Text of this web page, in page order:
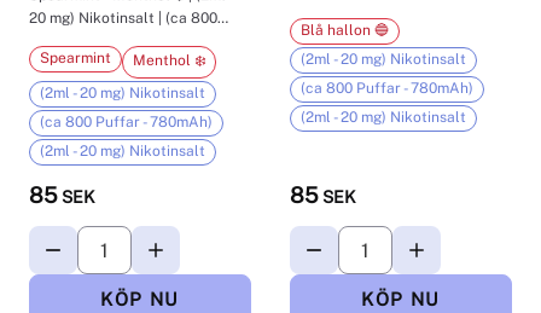
20 mg) Nikotinsalt | (ca 800
85 SEK
Spearmint
Menthol ❄️
(2ml - 20 mg) Nikotinsalt
(ca 800 Puffar - 780mAh)
(2ml - 20 mg) Nikotinsalt
85 SEK
Blå hallon 🔵
(2ml - 20 mg) Nikotinsalt
(ca 800 Puffar - 780mAh)
(2ml - 20 mg) Nikotinsalt